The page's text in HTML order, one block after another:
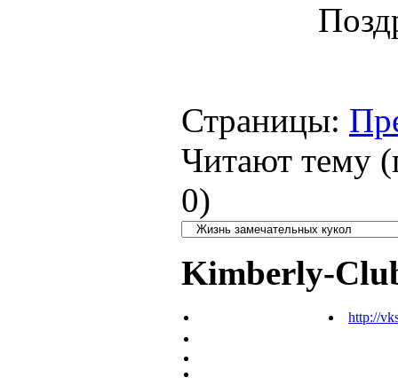
Страницы:
Читают тему
0)
Kimberly-
http://